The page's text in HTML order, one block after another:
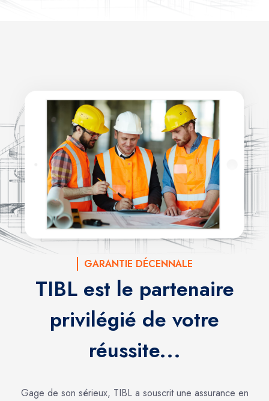
GARANTIE DÉCENNALE
TIBL est le partenaire
privilégié de votre
réussite...
Gage de son sérieux, TIBL a souscrit une assurance en